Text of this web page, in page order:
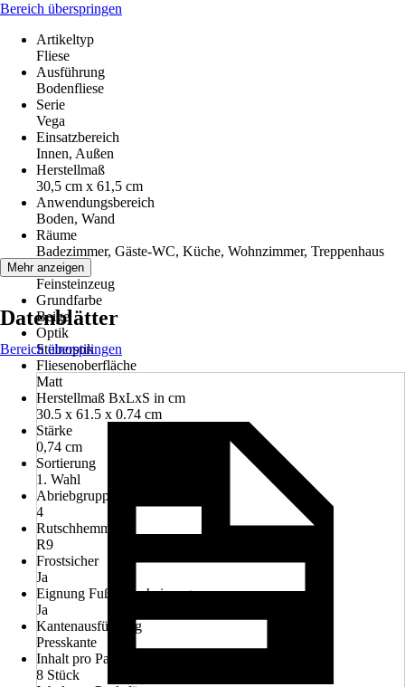
Bereich überspringen
Artikeltyp
Fliese
Ausführung
Bodenfliese
Serie
Vega
Einsatzbereich
Innen, Außen
Herstellmaß
30,5 cm x 61,5 cm
Anwendungsbereich
Boden, Wand
Räume
Badezimmer, Gäste-WC, Küche, Wohnzimmer, Treppenhaus
Material
Feinsteinzeug
Grundfarbe
Beige
Optik
Steinoptik
Fliesenoberfläche
Matt
Herstellmaß BxLxS in cm
30.5 x 61.5 x 0.74 cm
Stärke
0,74 cm
Sortierung
1. Wahl
Abriebgruppe/Tiefenverschleiß
4
Rutschhemmung
R9
Frostsicher
Ja
Eignung Fußbodenheizung
Ja
Kantenausführung
Presskante
Inhalt pro Pack
8 Stück
Mehr anzeigen
Datenblätter
Bereich überspringen